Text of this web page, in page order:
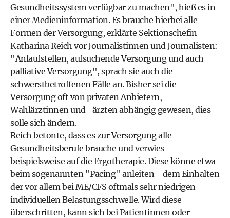
Gesundheitssystem verfügbar zu machen", hieß es in
einer Medieninformation. Es brauche hierbei alle
Formen der Versorgung, erklärte Sektionschefin
Katharina Reich vor Journalistinnen und Journalisten:
"Anlaufstellen, aufsuchende Versorgung und auch
palliative Versorgung", sprach sie auch die
schwerstbetroffenen Fälle an. Bisher sei die
Versorgung oft von privaten Anbietern,
Wahlärztinnen und -ärzten abhängig gewesen, dies
solle sich ändern.
Reich betonte, dass es zur Versorgung alle
Gesundheitsberufe brauche und verwies
beispielsweise auf die Ergotherapie. Diese könne etwa
beim sogenannten "Pacing" anleiten - dem Einhalten
der vor allem bei ME/CFS oftmals sehr niedrigen
individuellen Belastungsschwelle. Wird diese
überschritten, kann sich bei Patientinnen oder